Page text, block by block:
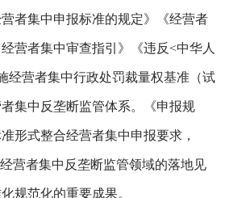
者集中申报标准的规定》《经营者
营者集中审查指引》《违反<中华人
经营者集中行政处罚裁量权基准（试
集中反垄断监管体系。《申报规
形式整合经营者集中申报要求，
营者集中反垄断监管领域的落地见
规范化的重要成果。